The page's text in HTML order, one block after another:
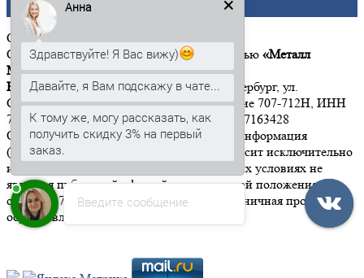
Цинк
ООО«Металл Момент»
Общество с ограниченной ответственностью «Металл
Момент»
Юридический адрес:197342, г. Санкт-Петербург, ул.
Сердобольская, дом 65, литер А, помещение 707-712Н, ИНН
7814646533 КПП 781401001 ОГРН 1167847163428
Обращаем Ваше внимание на то, что вся информация
(включая цены) на этом интернет-сайте носит исключительно
информационный характер, и ни при каких условиях не
является публичной офертой, определяемой положениями
статьи 437 Гражданского кодекса РФ". Розничная продажа
осуществляется от 15 000 рублей.
Введите сообщение
Анна
Здравствуйте! Я Вас вижу)
Давайте, я Вам подскажу в чате...
К тому же, могу рассказать, как
получить скидку 3% на первый
заказ.